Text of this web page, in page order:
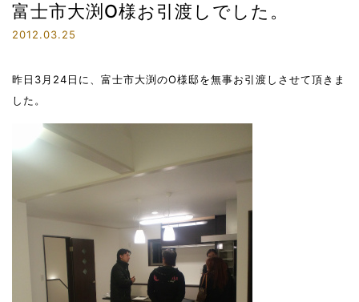
富士市大渕O様お引渡しでした。
2012.03.25
昨日3月24日に、富士市大渕のO様邸を無事お引渡しさせて頂きま
した。